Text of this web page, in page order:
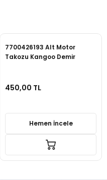
7700426193 Alt Motor
Takozu Kangoo Demir
450,00 TL
Hemen İncele